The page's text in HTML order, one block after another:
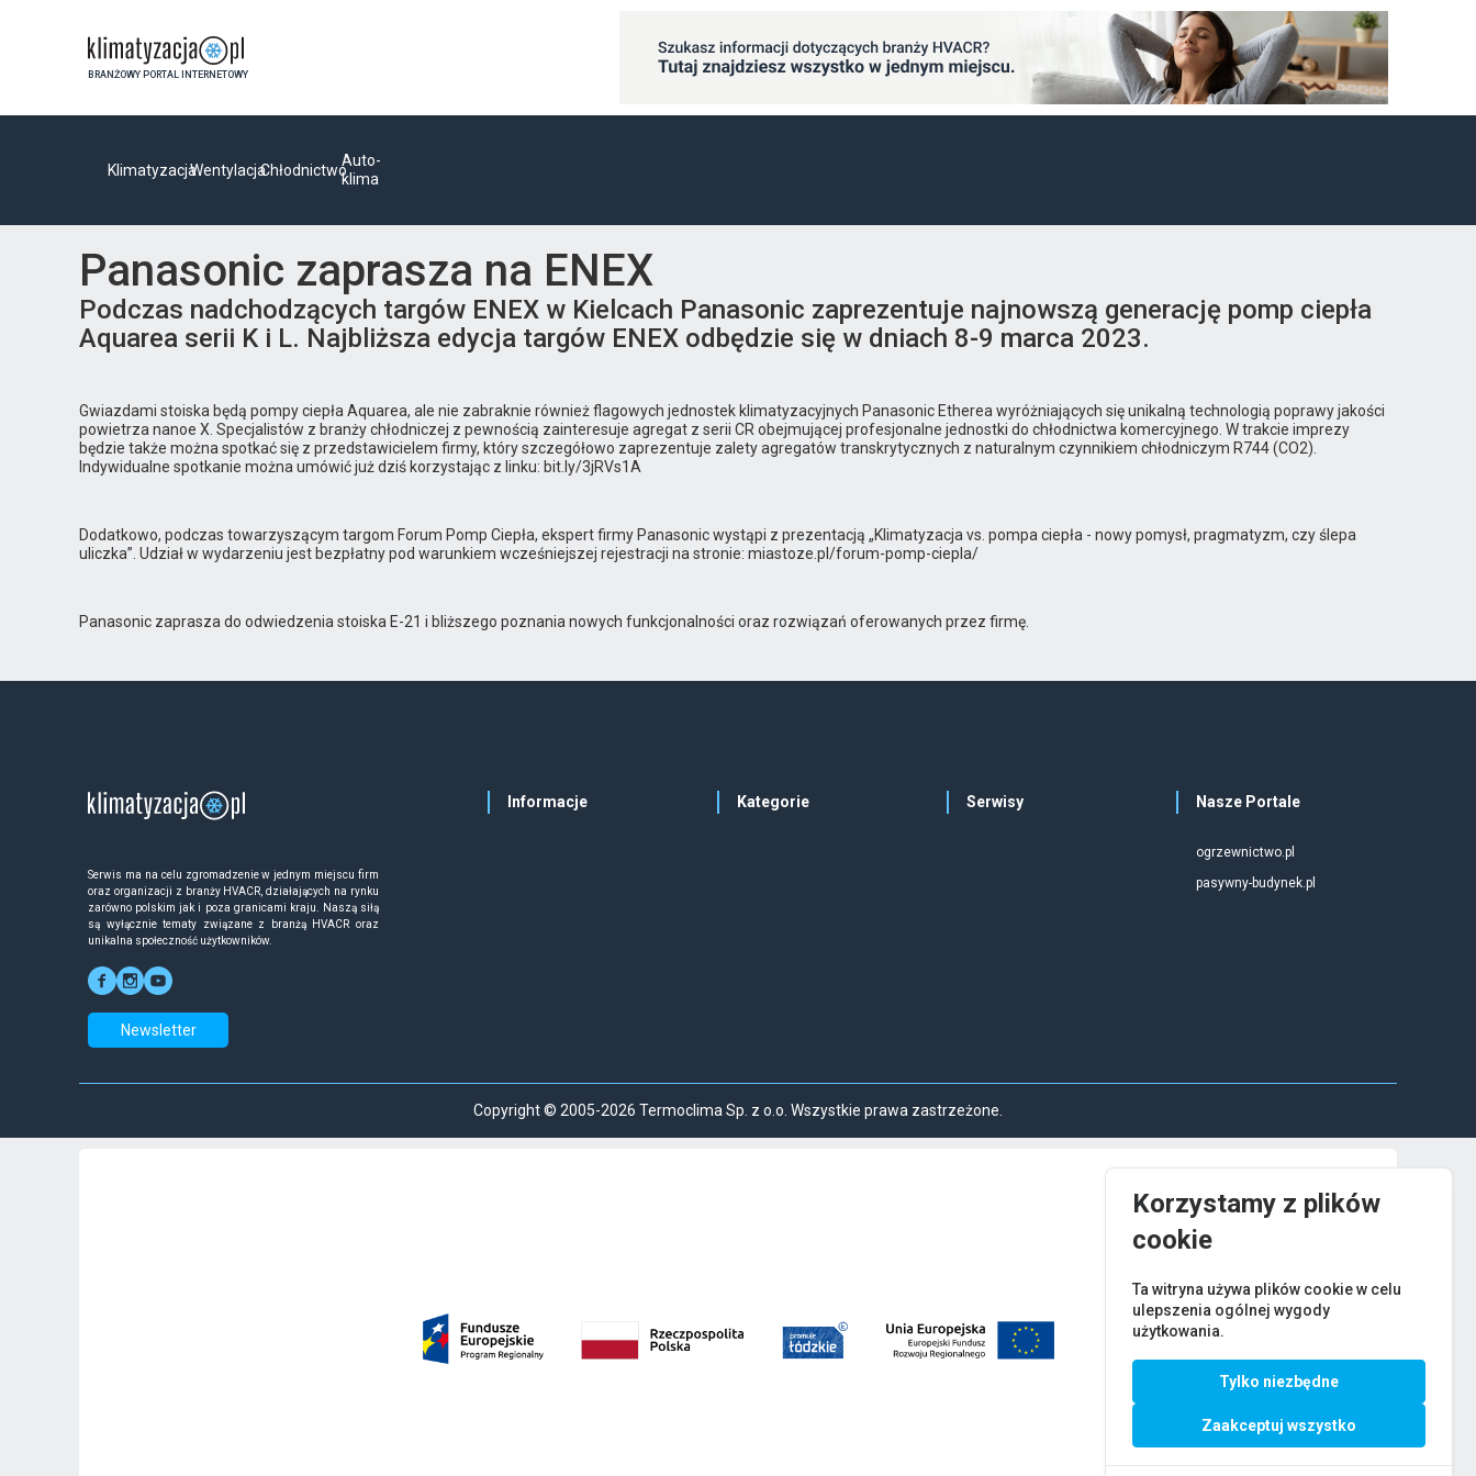
BRANŻOWY PORTAL INTERNETOWY
KlimatyzacjaWentylacjaChłodnictwo
Auto-
klima
Panasonic zaprasza na ENEX
Podczas nadchodzących targów ENEX w Kielcach Panasonic zaprezentuje najnowszą generację pomp ciepła
Aquarea serii K i L. Najbliższa edycja targów ENEX odbędzie się w dniach 8-9 marca 2023.
Gwiazdami stoiska będą pompy ciepła Aquarea, ale nie zabraknie również flagowych jednostek klimatyzacyjnych Panasonic Etherea wyróżniających się unikalną technologią poprawy jakości
powietrza nanoe X. Specjalistów z branży chłodniczej z pewnością zainteresuje agregat z serii CR obejmującej profesjonalne jednostki do chłodnictwa komercyjnego. W trakcie imprezy
będzie także można spotkać się z przedstawicielem firmy, który szczegółowo zaprezentuje zalety agregatów transkrytycznych z naturalnym czynnikiem chłodniczym R744 (CO2).
Indywidualne spotkanie można umówić już dziś korzystając z linku: bit.ly/3jRVs1A
Dodatkowo, podczas towarzyszącym targom Forum Pomp Ciepła, ekspert firmy Panasonic wystąpi z prezentacją „Klimatyzacja vs. pompa ciepła - nowy pomysł, pragmatyzm, czy ślepa
uliczka”. Udział w wydarzeniu jest bezpłatny pod warunkiem wcześniejszej rejestracji na stronie: miastoze.pl/forum-pomp-ciepla/
Panasonic zaprasza do odwiedzenia stoiska E-21 i bliższego poznania nowych funkcjonalności oraz rozwiązań oferowanych przez firmę.
Serwis ma na celu zgromadzenie w jednym miejscu firm
oraz organizacji z branży HVACR, działających na rynku
zarówno polskim jak i poza granicami kraju. Naszą siłą
są wyłącznie tematy związane z branżą HVACR oraz
unikalna społeczność użytkowników.
Newsletter
Informacje Kategorie Serwisy Nasze Portale
ogrzewnictwo.pl
pasywny-budynek.pl
Copyright © 2005-2026 Termoclima Sp. z o.o. Wszystkie prawa zastrzeżone.
Korzystamy z plików
cookie
Ta witryna używa plików cookie w celu
ulepszenia ogólnej wygody
użytkowania.
Tylko niezbędne
Zaakceptuj wszystko